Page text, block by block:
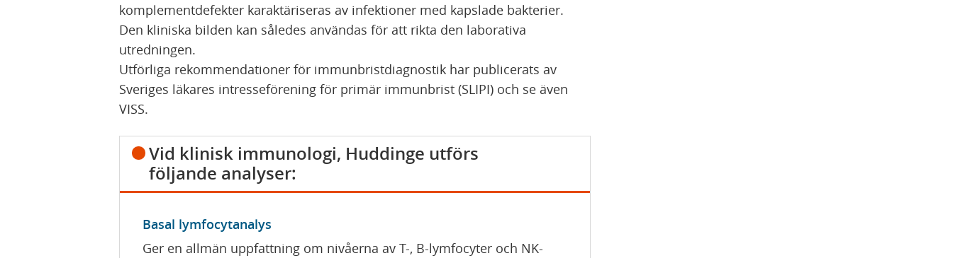
komplementdefekter karaktäriseras av infektioner med kapslade bakterier.
Den kliniska bilden kan således användas för att rikta den laborativa
utredningen.
Utförliga rekommendationer för immunbristdiagnostik har publicerats av
Sveriges läkares intresseförening för primär immunbrist (SLIPI) och se även
VISS.
Vid klinisk immunologi, Huddinge utförs
följande analyser:
Basal lymfocytanalys
Ger en allmän uppfattning om nivåerna av T-, B-lymfocyter och NK-